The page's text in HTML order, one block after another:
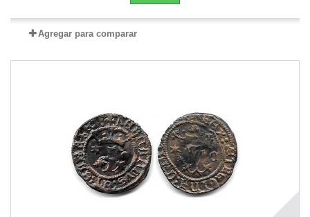
Agregar para comparar